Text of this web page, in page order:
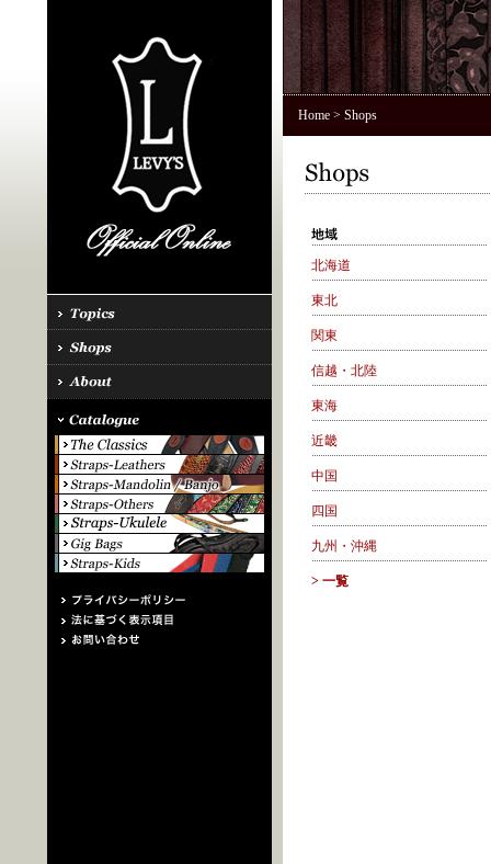
Home> Shops
北海道
東北
関東
信越・北陸
東海
近畿
中国
四国
九州・沖縄
> 一覧